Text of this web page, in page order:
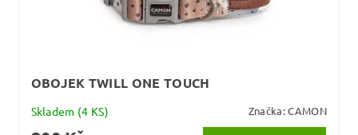
OBOJEK TWILL ONE TOUCH
Skladem (4 KS) Značka:CAMON